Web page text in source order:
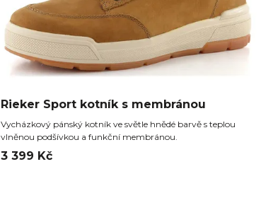
Rieker Sport kotník s membránou
Vycházkový pánský kotník ve světle hnědé barvě s teplou
vlněnou podšívkou a funkční membránou.
3 399 Kč